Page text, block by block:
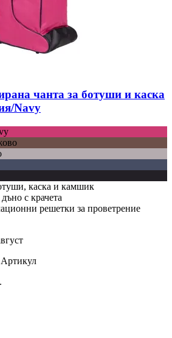
чанта за ботуши и каска
Navy
каска и камшик
с крачета
решетки за проветрение